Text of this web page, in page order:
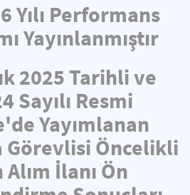
Yılı Performans
Yayınlanmıştır
2025 Tarihli ve
Sayılı Resmi
Yayımlanan
Görevlisi Öncelikli
İlanı Ön